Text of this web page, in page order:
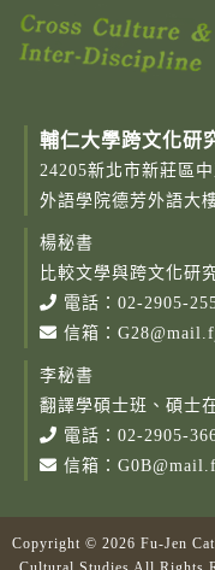
輔仁大學跨文化研
24205新北市新莊區
外語學院德芳外語大
楊秘書
比較文學與跨文化研
電話： 02-2905-
信箱：
李秘書
翻譯學碩士班、碩士
電話： 02-2905-
信箱：
Copyright © 2026 Fu-Jen